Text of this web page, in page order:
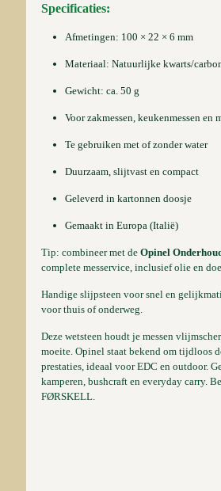
Specificaties:
Afmetingen: 100 × 22 × 6 mm
Materiaal: Natuurlijke kwarts/
Gewicht: ca. 50 g
Voor zakmessen, keukenmessen en
Te gebruiken met of zonder water
Duurzaam, slijtvast en compact
Geleverd in kartonnen doosje
Gemaakt in Europa (Italië)
Tip: combineer met de Opinel
complete messervice, inclusief olie en
Handige slijpsteen voor snel en
voor thuis of onderweg.
Deze wetsteen houdt je messen
moeite. Opinel staat bekend om tijdloos
prestaties, ideaal voor EDC en outdoor.
kamperen, bushcraft en everyday carry.
FØRSKELL.